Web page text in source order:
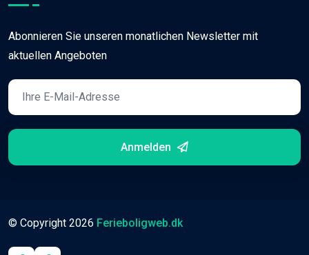
Abonnieren Sie unseren monatlichen Newsletter mit
aktuellen Angeboten
Anmelden
© Copyright 2026 Ferieboligweb.dk